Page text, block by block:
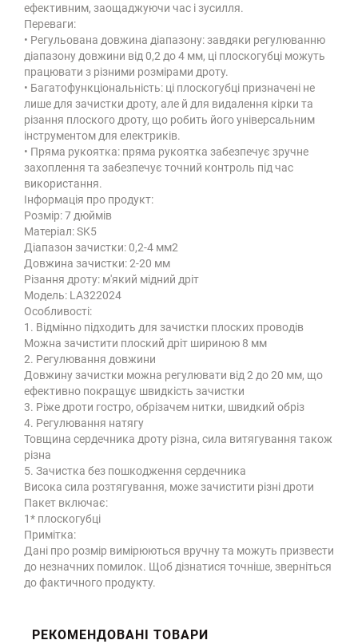
ефективним, заощаджуючи час і зусилля.
Переваги:
• Регульована довжина діапазону: завдяки регулюванню
діапазону довжини від 0,2 до 4 мм, ці плоскогубці можуть
працювати з різними розмірами дроту.
• Багатофункціональність: ці плоскогубці призначені не
лише для зачистки дроту, але й для видалення кірки та
різання плоского дроту, що робить його універсальним
інструментом для електриків.
• Пряма рукоятка: пряма рукоятка забезпечує зручне
захоплення та забезпечує точний контроль під час
використання.
Інформація про продукт:
Розмір: 7 дюймів
Матеріал: SK5
Діапазон зачистки: 0,2-4 мм2
Довжина зачистки: 2-20 мм
Різання дроту: м'який мідний дріт
Модель: LA322024
Особливості:
1. Відмінно підходить для зачистки плоских проводів
Можна зачистити плоский дріт шириною 8 мм
2. Регулювання довжини
Довжину зачистки можна регулювати від 2 до 20 мм, що
ефективно покращує швидкість зачистки
3. Ріже дроти гостро, обрізачем нитки, швидкий обріз
4. Регулювання натягу
Товщина сердечника дроту різна, сила витягування також
різна
5. Зачистка без пошкодження сердечника
Висока сила розтягування, може зачистити різні дроти
Пакет включає:
1* плоскогубці
Примітка:
Дані про розмір вимірюються вручну та можуть призвести
до незначних помилок. Щоб дізнатися точніше, зверніться
до фактичного продукту.
РЕКОМЕНДОВАНІ ТОВАРИ